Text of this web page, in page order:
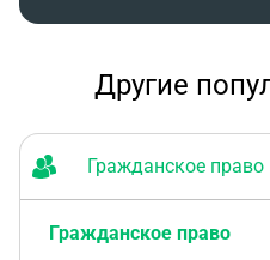
Другие
Гражданское право
Гражданское право